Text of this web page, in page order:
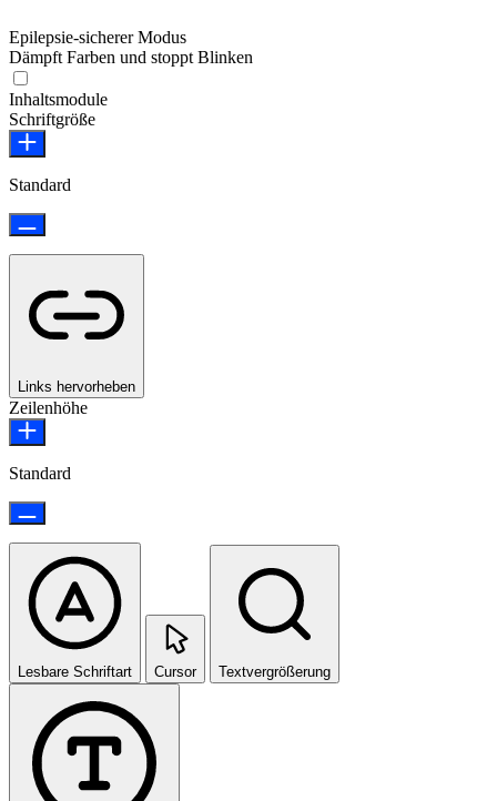
Epilepsie-sicherer Modus
Dämpft Farben und stoppt Blinken
Inhaltsmodule
Schriftgröße
Standard
Links hervorheben
Zeilenhöhe
Standard
Lesbare Schriftart Cursor Textvergrößerung